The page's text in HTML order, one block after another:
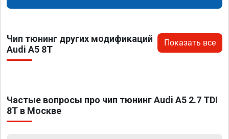
Чип тюнинг других модификаций
Audi A5 8T
Показать все
Частые вопросы про чип тюнинг Audi A5 2.7 TDI
8T в Москве